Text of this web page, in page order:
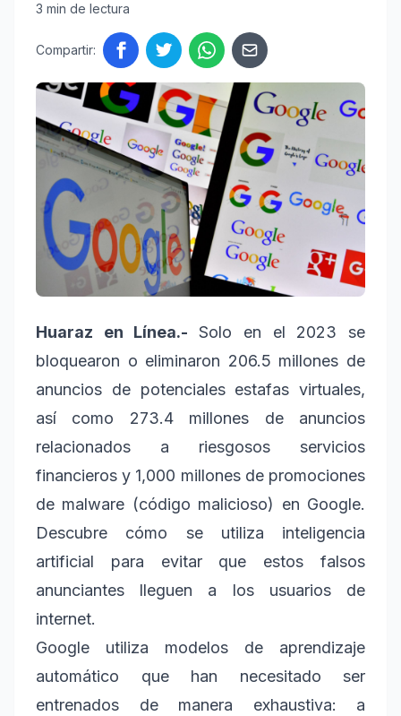
3 min de lectura
Compartir:
Huaraz en Línea.-Solo en el 2023 se
bloquearon o eliminaron 206.5 millones de
anuncios de potenciales estafas virtuales,
así como 273.4 millones de anuncios
relacionados a riesgosos servicios
financieros y 1,000 millones de promociones
de malware (código malicioso) en Google.
Descubre cómo se utiliza inteligencia
artificial para evitar que estos falsos
anunciantes lleguen a los usuarios de
internet.
Google utiliza modelos de aprendizaje
automático que han necesitado ser
entrenados de manera exhaustiva: a